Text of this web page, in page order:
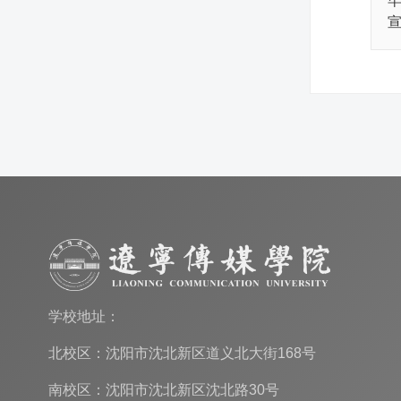
学校地址：
北校区：沈阳市沈北新区道义北大街168号
南校区：沈阳市沈北新区沈北路30号